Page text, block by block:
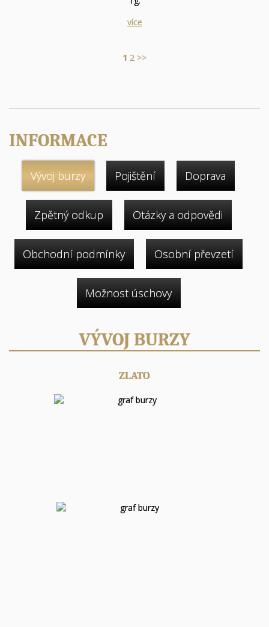
více
1 2 >>
INFORMACE
Vývoj burzy Pojištění Doprava
Zpětný odkup Otázky a odpovědi
Obchodní podmínky Osobní převzetí
Možnost úschovy
VÝVOJ BURZY
ZLATO